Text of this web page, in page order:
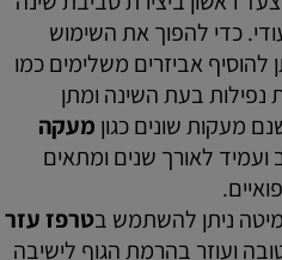
כדי להפוך את השימוש
להוסיף אביזרים משלימים כמו
נפילות בעת השינה ומתן
מעקות שונים כגון מעקה
ועמיד לאורך שנים ומתאים
ניתן להשתמש בטרפז עזר
ועוזר בהרמת הגוף לישיבה